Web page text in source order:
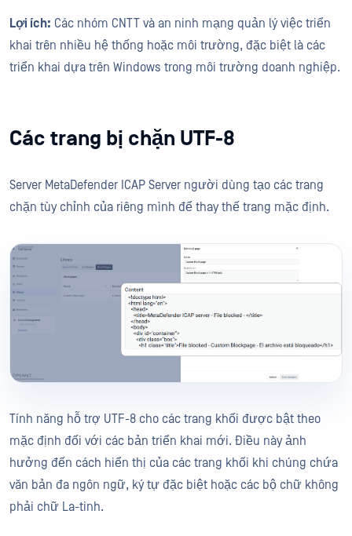
Lợi ích: Các nhóm CNTT và an ninh mạng quản lý việc triển
khai trên nhiều hệ thống hoặc môi trường, đặc biệt là các
triển khai dựa trên Windows trong môi trường doanh nghiệp.
Các trang bị chặn UTF-8
Server MetaDefender ICAP Server người dùng tạo các trang
chặn tùy chỉnh của riêng mình để thay thế trang mặc định.
Tính năng hỗ trợ UTF-8 cho các trang khối được bật theo
mặc định đối với các bản triển khai mới. Điều này ảnh
hưởng đến cách hiển thị của các trang khối khi chúng chứa
văn bản đa ngôn ngữ, ký tự đặc biệt hoặc các bộ chữ không
phải chữ La-tinh.